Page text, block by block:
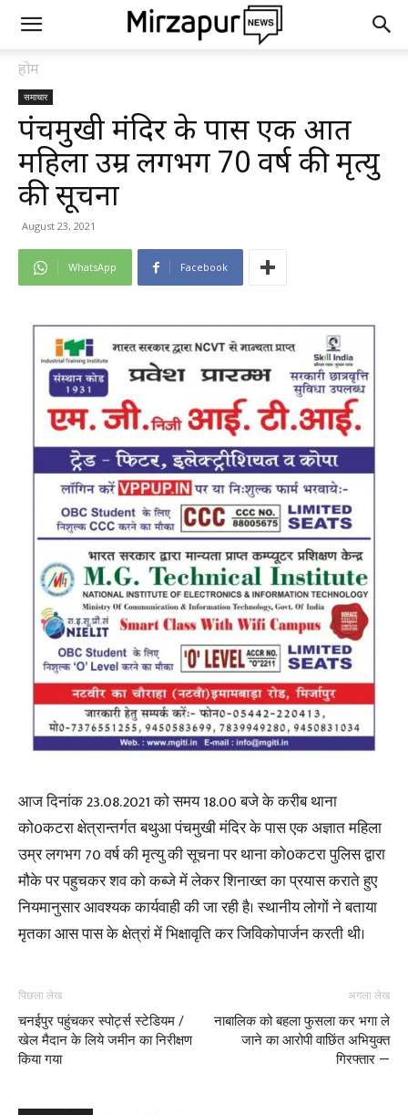
होम
समाचार
पंचमुखी मंदिर के पास एक अज्ञात
महिला उम्र लगभग 70 वर्ष की मृत्यु
की सूचना
August 23, 2021
WhatsApp Facebook
आज दिनांक 23.08.2021 को समय 18.00 बजे के करीब थाना
को0कटरा क्षेत्रान्तर्गत बथुआ पंचमुखी मंदिर के पास एक अज्ञात महिला
उम्र लगभग 70 वर्ष की मृत्यु की सूचना पर थाना को0कटरा पुलिस द्वारा
मौके पर पहुचकर शव को कब्जे में लेकर शिनाख्त का प्रयास कराते हुए
नियमानुसार आवश्यक कार्यवाही की जा रही है। स्थानीय लोगों ने बताया
मृतका आस पास के क्षेत्रां में भिक्षावृति कर जिविकोपार्जन करती थी।
पिछला लेख
चनईपुर पहुंचकर स्पोर्ट्स स्टेडियम /
खेल मैदान के लिये जमीन का निरीक्षण
किया गया
अगला लेख
नाबालिक को बहला फुसला कर भगा ले
जाने का आरोपी वाछिंत अभियुक्त
गिरफ्तार —